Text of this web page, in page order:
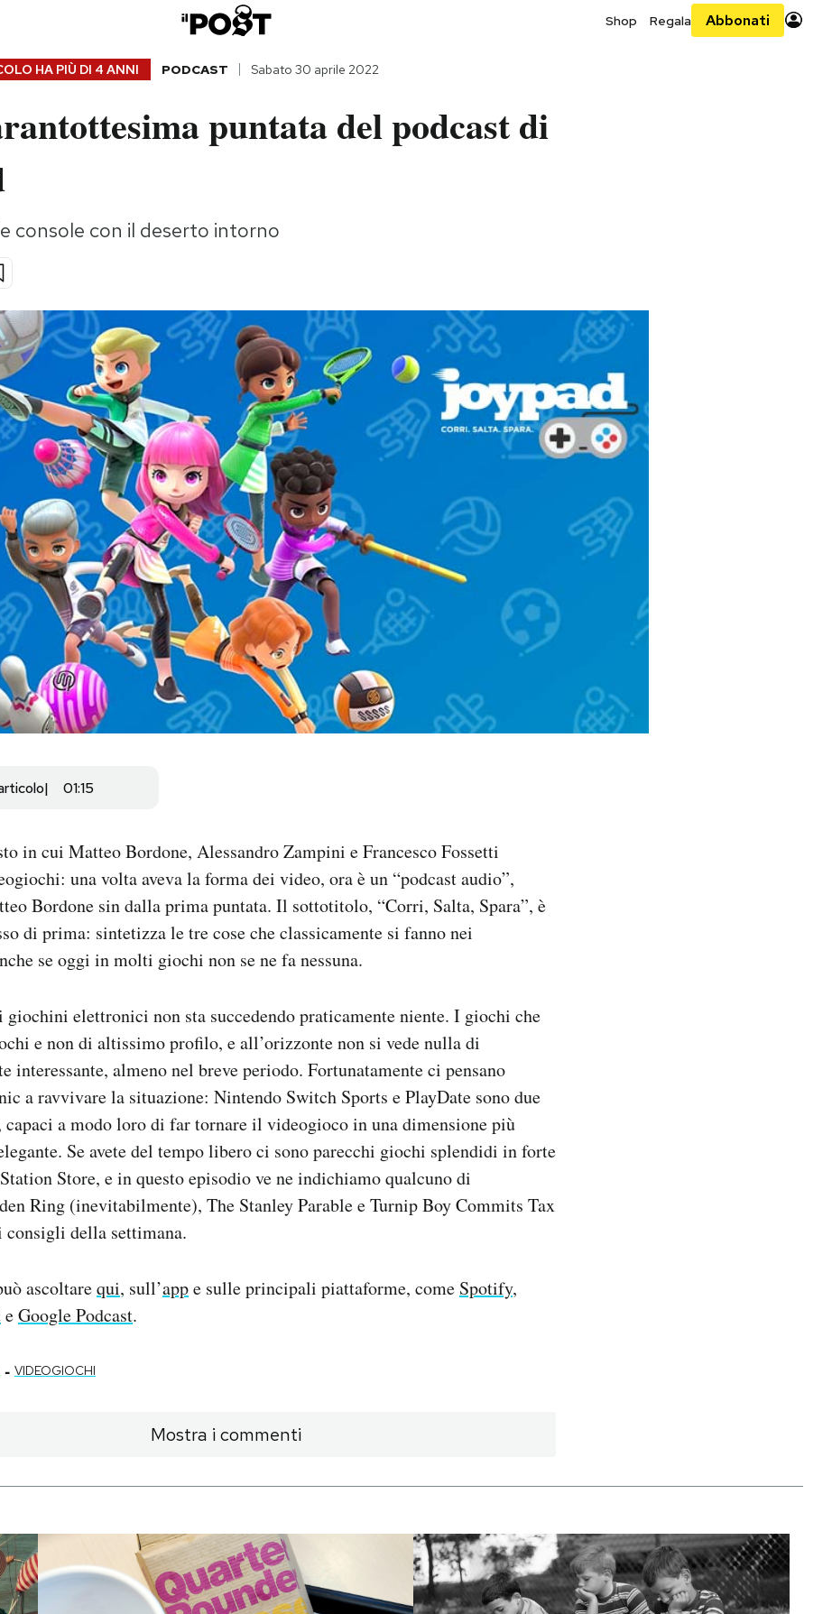
Shop Regala Abbonati
HA PIÙ DI 4 ANNI PODCAST Sabato 30 aprile 2022
puntata del podcast di
console con il deserto intorno
01:15
in cui Matteo Bordone, Alessandro Zampini e Francesco Fossetti
una volta aveva la forma dei video, ora è un “podcast audio”,
Bordone sin dalla prima puntata. Il sottotitolo, “Corri, Salta, Spara”, è
di prima: sintetizza le tre cose che classicamente si fanno nei
se oggi in molti giochi non se ne fa nessuna.
giochini elettronici non sta succedendo praticamente niente. I giochi che
e non di altissimo profilo, e all’orizzonte non si vede nulla di
interessante, almeno nel breve periodo. Fortunatamente ci pensano
a ravvivare la situazione: Nintendo Switch Sports e PlayDate sono due
capaci a modo loro di far tornare il videogioco in una dimensione più
Se avete del tempo libero ci sono parecchi giochi splendidi in forte
Store, e in questo episodio ve ne indichiamo qualcuno di
Ring (inevitabilmente), The Stanley Parable e Turnip Boy Commits Tax
consigli della settimana.
ascoltarequi, sull’appe sulle principali piattaforme, come Spotify,
eGoogle Podcast.
- VIDEOGIOCHI
Mostra i commenti